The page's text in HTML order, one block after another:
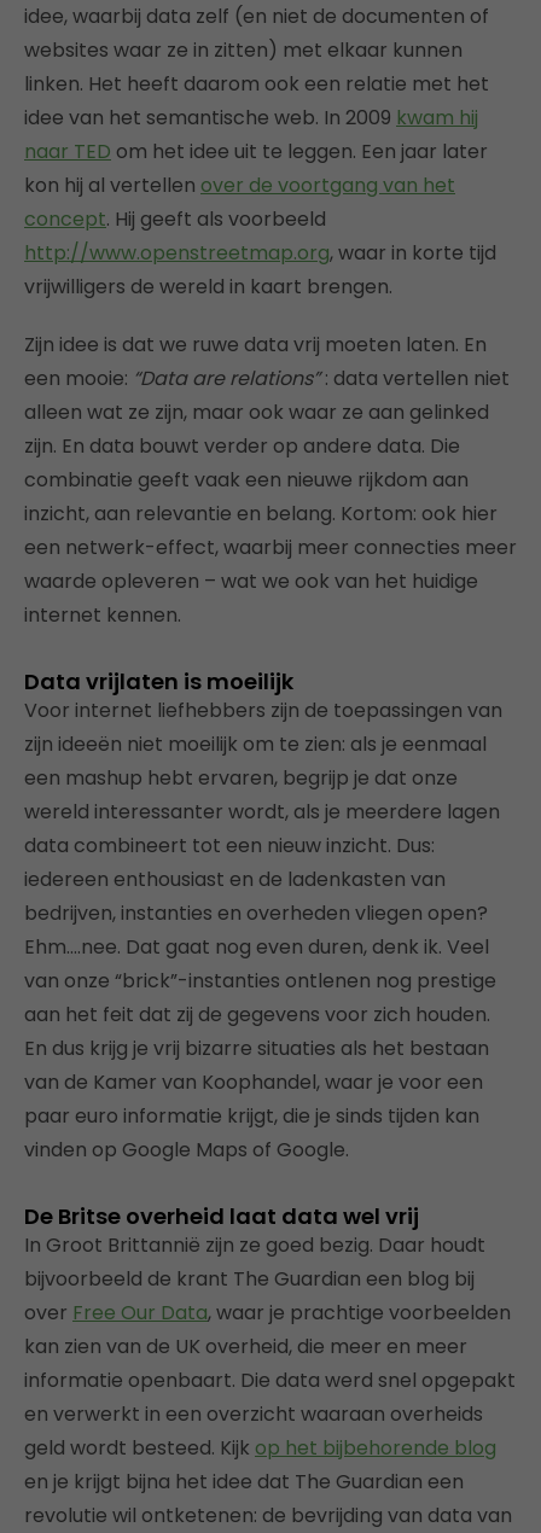
idee, waarbij data zelf (en niet de documenten of
websites waar ze in zitten) met elkaar kunnen
linken. Het heeft daarom ook een relatie met het
idee van het semantische web. In 2009 kwam hij
naar TED om het idee uit te leggen. Een jaar later
kon hij al vertellen over de voortgang van het
concept. Hij geeft als voorbeeld
http://www.openstreetmap.org, waar in korte tijd
vrijwilligers de wereld in kaart brengen.
Zijn idee is dat we ruwe data vrij moeten laten. En
een mooie: “Data are relations”: data vertellen niet
alleen wat ze zijn, maar ook waar ze aan gelinked
zijn. En data bouwt verder op andere data. Die
combinatie geeft vaak een nieuwe rijkdom aan
inzicht, aan relevantie en belang. Kortom: ook hier
een netwerk-effect, waarbij meer connecties meer
waarde opleveren – wat we ook van het huidige
internet kennen.
Data vrijlaten is moeilijk
Voor internet liefhebbers zijn de toepassingen van
zijn ideeën niet moeilijk om te zien: als je eenmaal
een mashup hebt ervaren, begrijp je dat onze
wereld interessanter wordt, als je meerdere lagen
data combineert tot een nieuw inzicht. Dus:
iedereen enthousiast en de ladenkasten van
bedrijven, instanties en overheden vliegen open?
Ehm….nee. Dat gaat nog even duren, denk ik. Veel
van onze “brick”-instanties ontlenen nog prestige
aan het feit dat zij de gegevens voor zich houden.
En dus krijg je vrij bizarre situaties als het bestaan
van de Kamer van Koophandel, waar je voor een
paar euro informatie krijgt, die je sinds tijden kan
vinden op Google Maps of Google.
De Britse overheid laat data wel vrij
In Groot Brittannië zijn ze goed bezig. Daar houdt
bijvoorbeeld de krant The Guardian een blog bij
over Free Our Data, waar je prachtige voorbeelden
kan zien van de UK overheid, die meer en meer
informatie openbaart. Die data werd snel opgepakt
en verwerkt in een overzicht waaraan overheids
geld wordt besteed. Kijk op het bijbehorende blog
en je krijgt bijna het idee dat The Guardian een
revolutie wil ontketenen: de bevrijding van data van